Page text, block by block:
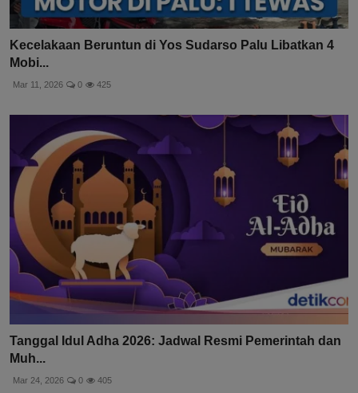
Kecelakaan Beruntun di Yos Sudarso Palu Libatkan 4
Mobi...
Mar 11, 2026 0 425
Tanggal Idul Adha 2026: Jadwal Resmi Pemerintah dan
Muh...
Mar 24, 2026 0 405